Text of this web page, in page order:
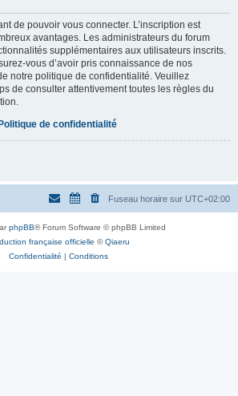
de pouvoir vous connecter. L’inscription est
avantages. Les administrateurs du forum
supplémentaires aux utilisateurs inscrits.
vous d’avoir pris connaissance de nos
notre politique de confidentialité. Veuillez
de consulter attentivement toutes les règles du
de confidentialité
Fuseau horaire sur UTC+02:00
phpBB® Forum Software © phpBB Limited
française officielle ©Qiaeru
Confidentialité | Conditions